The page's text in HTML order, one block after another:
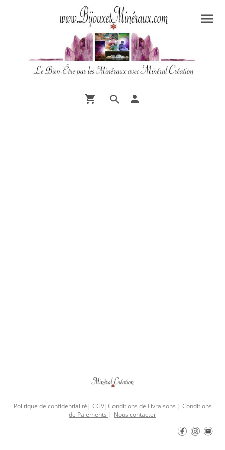
Politique de confidentialité | CGV|Conditions de Livraisons | Conditions
de Paiements | Nous contacter